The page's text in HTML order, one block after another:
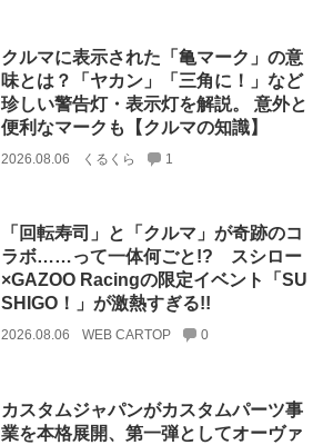
クルマに表示された「亀マーク」の意
味とは？「ヤカン」「三角に！」など
珍しい警告灯・表示灯を解説。 意外と
便利なマークも【クルマの知識】
2026.08.06 くるくら 1
「回転寿司」と「クルマ」が奇跡のコ
ラボ……って一体何ごと!? スシロー
×GAZOO Racingの限定イベント「SU
SHIGO！」が激熱すぎる!!
2026.08.06 WEB CARTOP 0
カスタムジャパンがカスタムパーツ事
業を本格展開、第一弾としてオーヴァ